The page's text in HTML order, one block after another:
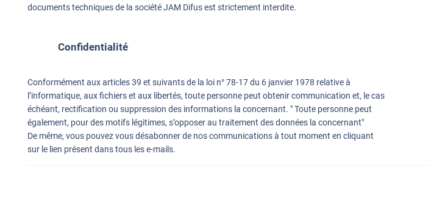
documents techniques de la société JAM Difus est strictement interdite.
Confidentialité
Conformément aux articles 39 et suivants de la loi n° 78-17 du 6 janvier 1978 relative à
l’informatique, aux fichiers et aux libertés, toute personne peut obtenir communication et, le cas
échéant, rectification ou suppression des informations la concernant. " Toute personne peut
également, pour des motifs légitimes, s’opposer au traitement des données la concernant"
De même, vous pouvez vous désabonner de nos communications à tout moment en cliquant
sur le lien présent dans tous les e-mails.